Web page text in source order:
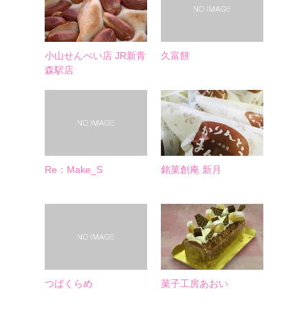
小山せんべい店 JR新青
森駅店
久富餅
Re：Make_S 銘菓創庵 新月
つばくらめ 菓子工房あおい